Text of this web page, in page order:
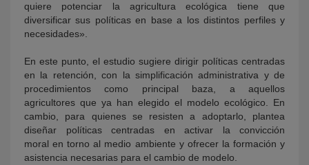
quiere potenciar la agricultura ecológica tiene que
diversificar sus políticas en base a los distintos perfiles y
necesidades».
En este punto, el estudio sugiere dirigir políticas centradas
en la retención, con la simplificación administrativa y de
procedimientos como principal baza, a aquellos
agricultores que ya han elegido el modelo ecológico. En
cambio, para quienes se resisten a adoptarlo, plantea
diseñar políticas centradas en activar la convicción
moral en torno al medio ambiente y ofrecer la formación y
asistencia necesarias para el cambio de modelo.